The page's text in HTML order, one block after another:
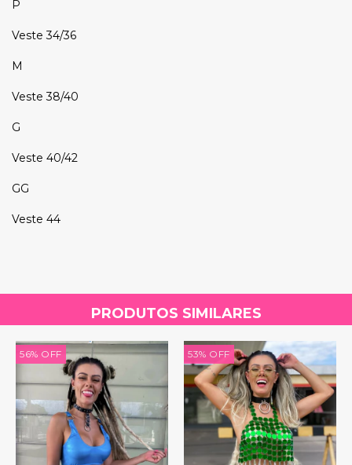
P
Veste 34/36
M
Veste 38/40
G
Veste 40/42
GG
Veste 44
PRODUTOS SIMILARES
56% OFF 53% OFF